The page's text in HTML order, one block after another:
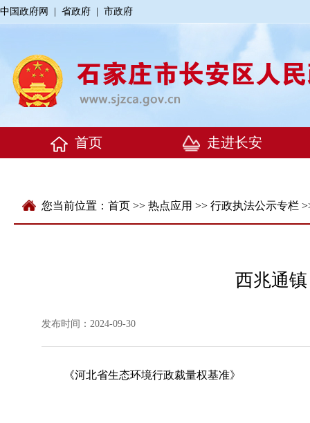
中国政府网 省政府 市政府
您当前位置： 首页 >> 热点应用 >> 行政执法公示专栏
西兆通
发布时间：2024-09-30
《河北省生态环境行政裁量权基准》